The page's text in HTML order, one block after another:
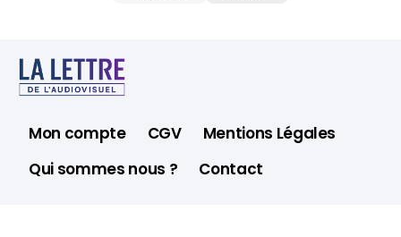
Mon compte CGV
Mentions Légales
Qui sommes nous ?
Contact